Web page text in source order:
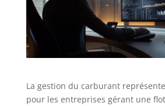
La gestion du carburant
pour les entreprises gérant une